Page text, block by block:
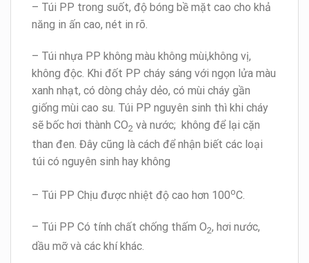
– Túi PP trong suốt, độ bóng bề mặt cao cho khả
năng in ấn cao, nét in rõ.
– Túi nhựa PP không màu không mùi,không vị,
không độc. Khi đốt PP cháy sáng với ngọn lửa màu
xanh nhạt, có dòng chảy dẻo, có mùi cháy gần
giống mùi cao su. Túi PP nguyên sinh thì khi cháy
sẽ bốc hơi thành CO2 và nước; không để lại cặn
than đen. Đây cũng là cách để nhận biết các loại
túi có nguyên sinh hay không
– Túi PP Chịu được nhiệt độ cao hơn 100oC.
– Túi PP Có tính chất chống thấm O2, hơi nước,
dầu mỡ và các khí khác.